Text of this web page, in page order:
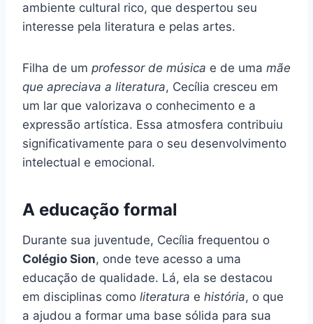
ambiente cultural rico, que despertou seu
interesse pela literatura e pelas artes.
Filha de um professor de música e de uma mãe
que apreciava a literatura, Cecília cresceu em
um lar que valorizava o conhecimento e a
expressão artística. Essa atmosfera contribuiu
significativamente para o seu desenvolvimento
intelectual e emocional.
A educação formal
Durante sua juventude, Cecília frequentou o
Colégio Sion, onde teve acesso a uma
educação de qualidade. Lá, ela se destacou
em disciplinas como literatura e história, o que
a ajudou a formar uma base sólida para sua